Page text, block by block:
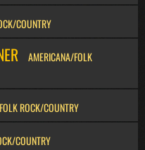
COUNTRY
AMERICANA/FOLK
ROCK/COUNTRY
COUNTRY